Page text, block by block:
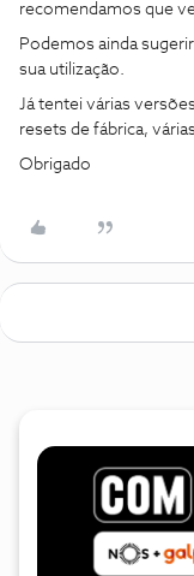
recomendamos que
Podemos ainda
sua utilização.
Já tentei várias
resets de fábrica,
Obrigado